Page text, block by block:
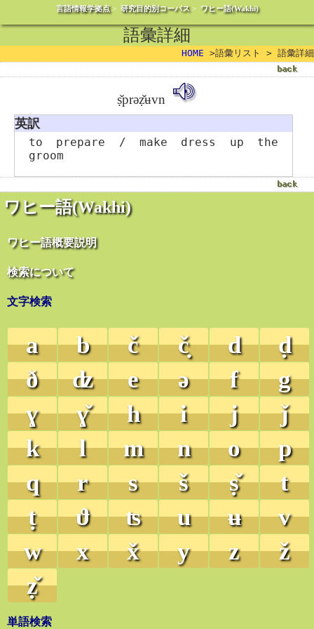
言語情報学拠点> 研究目的別コーパス> ワヒー語(Wakhi)
ワヒー語(Wakhi)
ワヒー語概要説明
検索について
文字検索
a b č č̣ d
ḍ
ð
ʣ e ə f
g
ɣ
ɣ̌ h i j
ǰ
k
l m n o
p
q
r s š ṣ̌
t
ṭ
ϑ ʦ u ʉ
v
w
x x̌ y z
ž
ẓ̌
単語検索
語彙詳細
HOME >語彙リスト > 語彙詳細
ṣ̌prəẓ̌ʉvn
英訳
to prepare / make dress up the
groom